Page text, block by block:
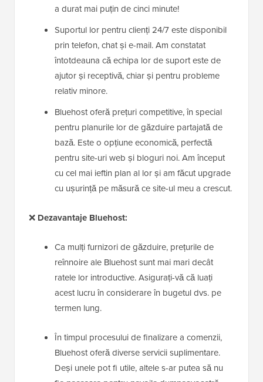
a durat mai puțin de cinci minute!
Suportul lor pentru clienți 24/7 este disponibil
prin telefon, chat și e-mail. Am constatat
întotdeauna că echipa lor de suport este de
ajutor și receptivă, chiar și pentru probleme
relativ minore.
Bluehost oferă prețuri competitive, în special
pentru planurile lor de găzduire partajată de
bază. Este o opțiune economică, perfectă
pentru site-uri web și bloguri noi. Am început
cu cel mai ieftin plan al lor și am făcut upgrade
cu ușurință pe măsură ce site-ul meu a crescut.
❌ Dezavantaje Bluehost:
Ca mulți furnizori de găzduire, prețurile de
reînnoire ale Bluehost sunt mai mari decât
ratele lor introductive. Asigurați-vă că luați
acest lucru în considerare în bugetul dvs. pe
termen lung.
În timpul procesului de finalizare a comenzii,
Bluehost oferă diverse servicii suplimentare.
Deși unele pot fi utile, altele s-ar putea să nu